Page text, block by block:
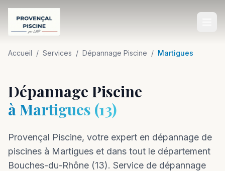
Accueil
Construction de Piscine
Rénovation de Piscine
Entretien de Piscine
Équipements de Piscine
Accueil / Services / Dépannage Piscine / Martigues
Dépannage Piscine
àMartigues (13)
Provençal Piscine, votre expert en dépannage de
piscines à Martigues et dans tout le département
Bouches-du-Rhône (13). Service de dépannage